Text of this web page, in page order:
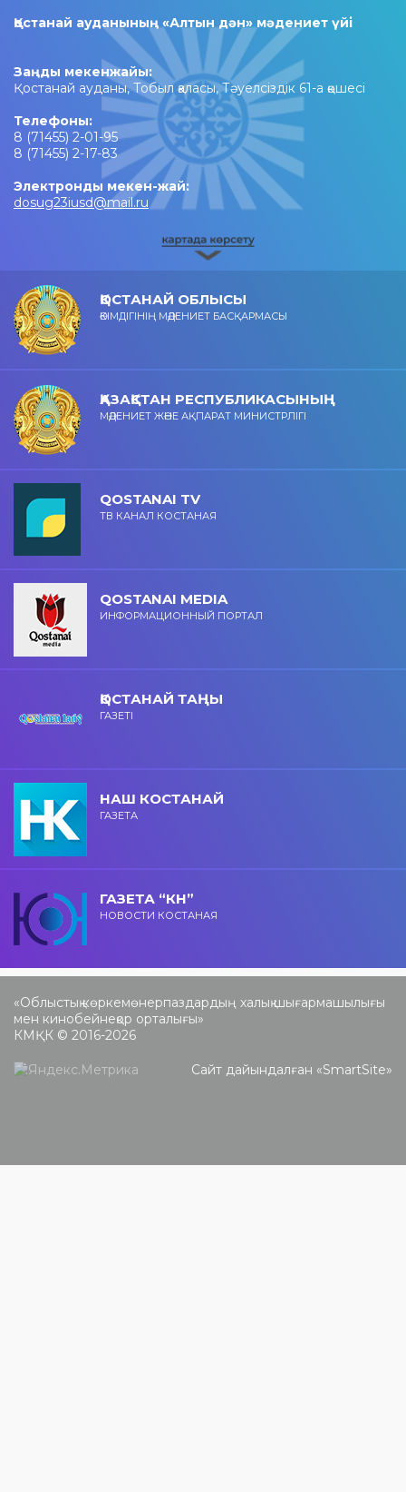
Қостанай ауданының «Алтын дән» мәдениет үйі
Заңды мекенжайы:
Қостанай ауданы, Тобыл қаласы, Тәуелсіздік 61-а қөшесі
Телефоны:
8 (71455) 2-01-95
8 (71455) 2-17-83
Электронды мекен-жай:
dosug23iusd@mail.ru
ҚОСТАНАЙ ОБЛЫСЫ
ӘКІМДІГІНІҢ МӘДЕНИЕТ БАСҚАРМАСЫ
ҚАЗАҚСТАН РЕСПУБЛИКАСЫНЫҢ
МӘДЕНИЕТ ЖӘНЕ АҚПАРАТ МИНИСТРЛІГІ
QOSTANAI TV
ТВ КАНАЛ КОСТАНАЯ
QOSTANAI MEDIA
ИНФОРМАЦИОННЫЙ ПОРТАЛ
ҚОСТАНАЙ ТАҢЫ
ГАЗЕТІ
НАШ КОСТАНАЙ
ГАЗЕТА
ГАЗЕТА “КН”
НОВОСТИ КОСТАНАЯ
«Облыстық көркемөнерпаздардың халық шығармашылығы
мен кинобейнеқор орталығы»
КМҚК © 2016-2026
Сайт дайындалған «SmartSite»